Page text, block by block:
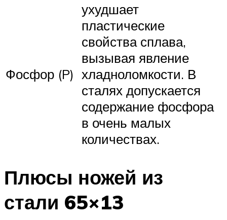
Фосфор (P)
ухудшает
пластические
свойства сплава,
вызывая явление
хладноломкости. В
сталях допускается
содержание фосфора
в очень малых
количествах.
Плюсы ножей из
стали 65×13